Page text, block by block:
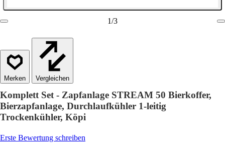
1/3
Vergleichen
Komplett Set - Zapfanlage STREAM 50 Bierkoffer,
Bierzapfanlage, Durchlaufkühler 1-leitig
Trockenkühler, Köpi
Erste Bewertung schreiben